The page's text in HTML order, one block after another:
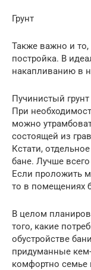
Грунт
Также важно и то,
постройка. В
накапливанию в
Пучинистый
При
можно
состоящей из
Кстати,
бане. Лучше
Если проложить
то в помещениях
В целом
того, какие
обустройстве
придуманные
комфортно семье